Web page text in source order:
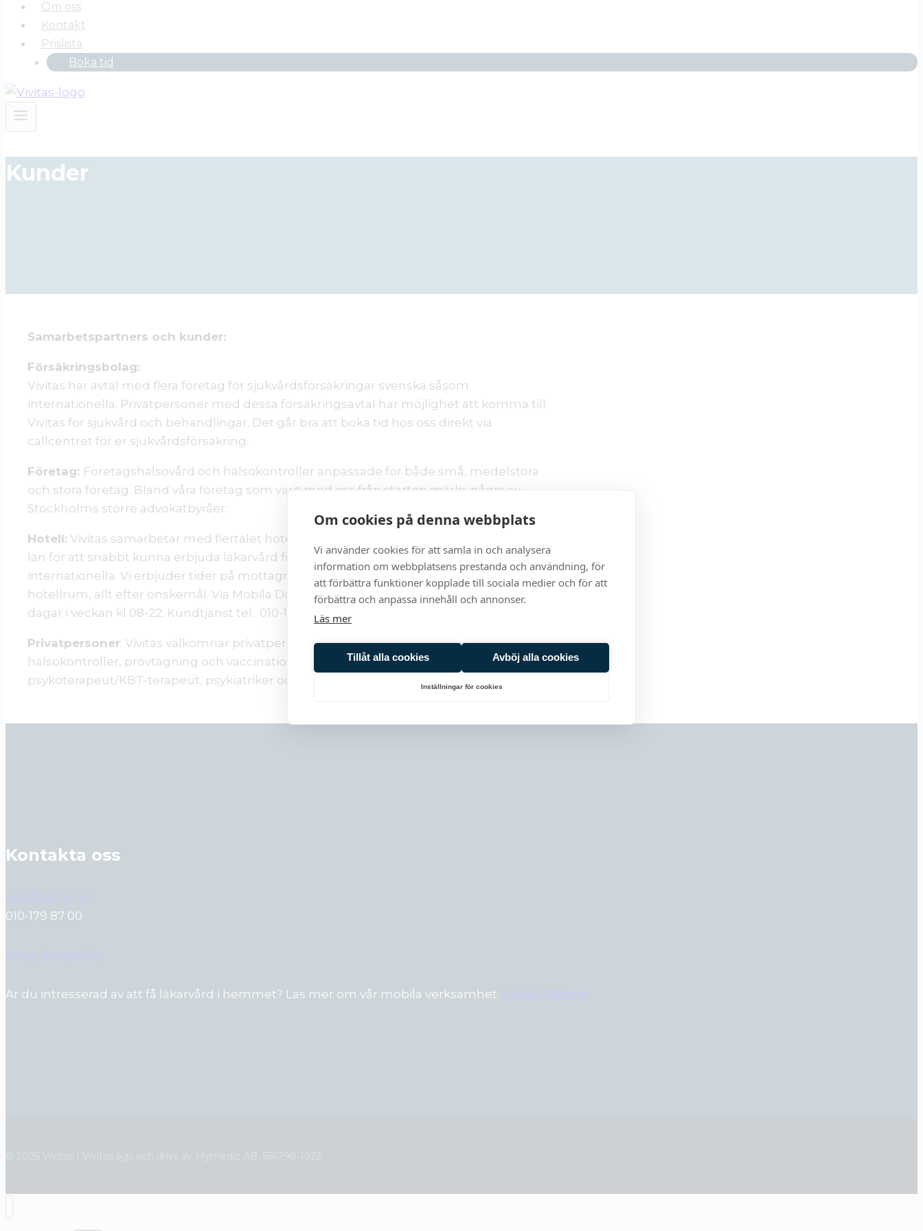
Om cookies på denna webbplats
Vi använder cookies för att samla in och analysera
information om webbplatsens prestanda och användning, för
att förbättra funktioner kopplade till sociala medier och för att
förbättra och anpassa innehåll och annonser.
Läs mer
Tillåt alla cookies Avböj alla cookies
Inställningar för cookies
Om oss
Kontakt
Prislista
Boka tid
Kunder
Samarbetspartners och kunder:
Försäkringsbolag:
Vivitas har avtal med flera företag för sjukvårdsförsäkringar svenska såsom
internationella. Privatpersoner med dessa försäkringsavtal har möjlighet att komma till
Vivitas för sjukvård och behandlingar. Det går bra att boka tid hos oss direkt via
callcentret för er sjukvårdsförsäkring.
Företag: Företagshälsovård och hälsokontroller anpassade för både små, medelstora
och stora företag. Bland våra företag som varit med oss från starten märks några av
Stockholms större advokatbyråer.
Hotell: Vivitas samarbetar med flertalet hotell och konferensanläggningar i Stockholms
län för att snabbt kunna erbjuda läkarvård för hotellets gäster, svenska såsom
internationella. Vi erbjuder tider på mottagningen eller hembesök till gästens
hotellrum, allt efter önskemål. Via Mobila Doktorn erbjuder vi även hembesök jourtid alla
dagar i veckan kl 08-22. Kundtjänst tel: 010-179 87 00 (alla dagar kl. 08-19)
Privatpersoner: Vivitas välkomnar privatpersoner där vi erbjuder läkarbesök, intyg,
hälsokontroller, provtagning och vaccinationer. Du kan även boka tid hos
psykoterapeut/KBT-terapeut, psykiatriker och barnläkare.
Kontakta oss
info@vivitas.se
010-179 87 00
Integritetspolicy
Är du intresserad av att få läkarvård i hemmet? Läs mer om vår mobila verksamhet MobilaDoktorn
© 2026 Vivitas | Vivitas ägs och drivs av Mymedic AB, 556798-1922